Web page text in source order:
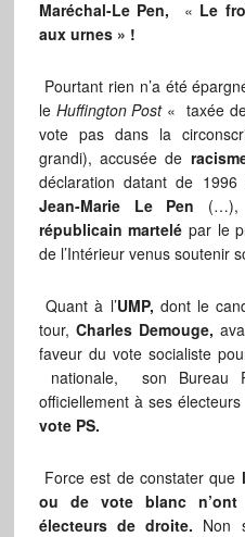
Maréchal-Le Pen, « Le
aux urnes » !
Pourtant rien n’a été
leHuffington Post« taxée
vote pas dans la
grandi), accusée de
déclaration datant de
Jean-Marie Le Pen (…),
républicain martelé par le
de l’Intérieur venus soutenir
Quant à l’UMP, dont le
tour, Charles Demouge,
faveur du vote socialiste
nationale, son Bureau
officiellement à ses électeurs
vote PS.
Force est de constater que
ou de vote blanc
électeurs de droite. Non